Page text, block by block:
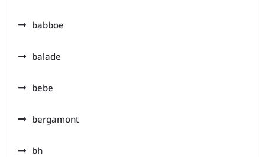
babboe
balade
bebe
bergamont
bh